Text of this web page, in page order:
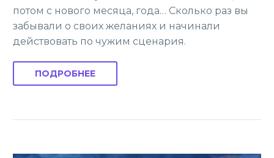
потом с нового месяца, года… Сколько раз вы
забывали о своих желаниях и начинали
действовать по чужим сценария.
ПОДРОБНЕЕ